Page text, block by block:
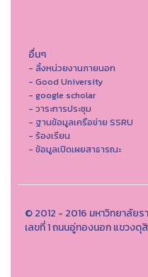
อื่นๆ
- ลิ้งหน่วยงานภายนอก
- Good University
- google scholar
- วาระการประชุม
- ฐานข้อมูลเครือข่าย SSRU
- ร้องเรียน
- ข้อมูลเปิดเผยสาธารณะ
© 2012 - 2016 มหาวิทยาลัย
เลขที่ 1 ถนนอู่ทองนอก แขวง